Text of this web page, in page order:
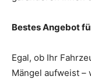
Bestes Angebot
Egal, ob Ihr
Mängel aufweist –